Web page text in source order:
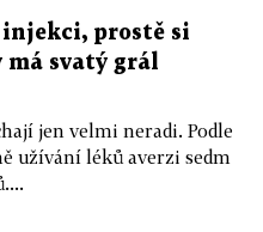
prostě si
svatý grál
jen velmi neradi. Podle
užívání léků averzi sedm